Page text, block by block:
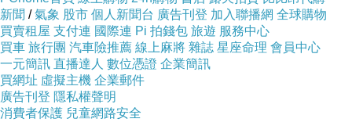
◆有效防潮、防臭、防霉、防蟲
◆內含：大號x8入，中號x8入，抽氣桶x1支
內容簡介
新聞 /氣象 股市 個人新聞台 廣告刊登 加入聯播網 全球購物
買賣租屋 支付連 國際連 Pi 拍錢包 旅遊 服務中心
買車 旅行團 汽車險推薦 線上麻將 雜誌 星座命理 會員中心
一元簡訊 直播達人 數位憑證 企業簡訊
買網址 虛擬主機 企業郵件
廣告刊登 隱私權聲明
消費者保護 兒童網路安全